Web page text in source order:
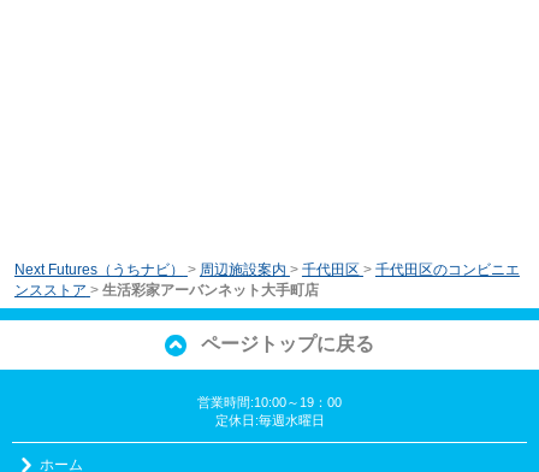
Next Futures（うちナビ） > 周辺施設案内 > 千代田区 > 千代田区のコンビニエ
ンスストア > 生活彩家アーバンネット大手町店
ページトップに戻る
営業時間:10:00～19：00
定休日:毎週水曜日
ホーム